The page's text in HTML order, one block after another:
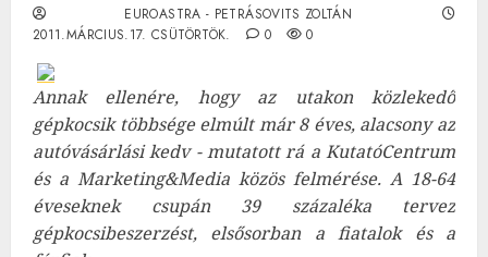
EUROASTRA - PETRÁSOVITS ZOLTÁN
2011.MÁRCIUS.17. CSÜTÖRTÖK.
0 0
Annak ellenére, hogy az utakon közlekedő
gépkocsik többsége elmúlt már 8 éves, alacsony az
autóvásárlási kedv - mutatott rá a KutatóCentrum
és a Marketing&Media közös felmérése. A 18-64
éveseknek csupán 39 százaléka tervez
gépkocsibeszerzést, elsősorban a fiatalok és a